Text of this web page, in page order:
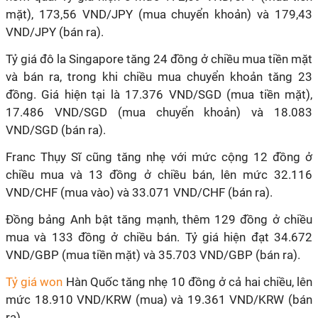
mặt), 173,56 VND/JPY (mua chuyển khoản) và 179,43
VND/JPY (bán ra).
Tỷ giá đô la Singapore tăng 24 đồng ở chiều mua tiền mặt
và bán ra, trong khi chiều mua chuyển khoản tăng 23
đồng. Giá hiện tại là 17.376 VND/SGD (mua tiền mặt),
17.486 VND/SGD (mua chuyển khoản) và 18.083
VND/SGD (bán ra).
Franc Thụy Sĩ cũng tăng nhẹ với mức cộng 12 đồng ở
chiều mua và 13 đồng ở chiều bán, lên mức 32.116
VND/CHF (mua vào) và 33.071 VND/CHF (bán ra).
Đồng bảng Anh bật tăng mạnh, thêm 129 đồng ở chiều
mua và 133 đồng ở chiều bán. Tỷ giá hiện đạt 34.672
VND/GBP (mua tiền mặt) và 35.703 VND/GBP (bán ra).
Tỷ giá won Hàn Quốc tăng nhẹ 10 đồng ở cả hai chiều, lên
mức 18.910 VND/KRW (mua) và 19.361 VND/KRW (bán